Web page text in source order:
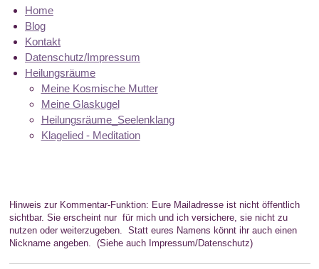
Home
Blog
Kontakt
Datenschutz/Impressum
Heilungsräume
Meine Kosmische Mutter
Meine Glaskugel
Heilungsräume_Seelenklang
Klagelied - Meditation
Hinweis zur Kommentar-Funktion: Eure Mailadresse ist nicht öffentlich
sichtbar. Sie erscheint nur für mich und ich versichere, sie nicht zu
nutzen oder weiterzugeben. Statt eures Namens könnt ihr auch einen
Nickname angeben. (Siehe auch Impressum/Datenschutz)